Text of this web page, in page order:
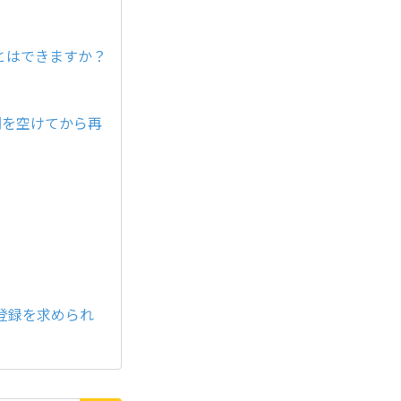
できますか？
空けてから再
録を求められ